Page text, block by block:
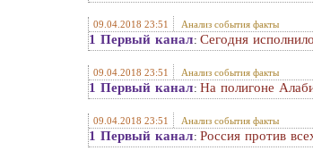
09.04.2018 23:51 Анализ события факты
1 Первый канал: Сегодня
09.04.2018 23:51 Анализ события факты
1 Первый канал: На полигоне
09.04.2018 23:51 Анализ события факты
1 Первый канал: Россия против